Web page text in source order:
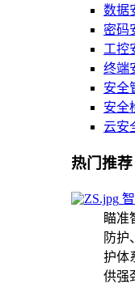
数据
密码
工控
终端
安全
安全
云安
热门推荐
瞄准
防护
护体
供强